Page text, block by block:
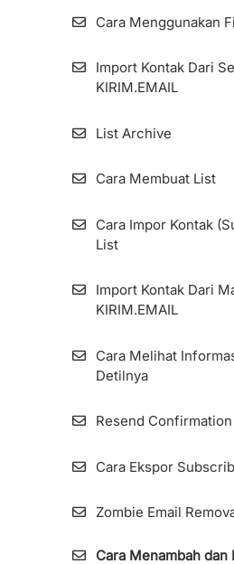
Cara Menggunakan
Import Kontak Dari
KIRIM.EMAIL
List Archive
Cara Membuat List
Cara Impor Kontak
List
Import Kontak Dari
KIRIM.EMAIL
Cara Melihat
Detilnya
Resend Confirmation
Cara Ekspor
Zombie Email
Cara Menambah dan